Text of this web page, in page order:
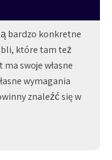
bardzo konkretne
które tam też
swoje własne
wymagania
znaleźć się w